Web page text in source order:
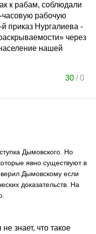
к рабам, соблюдали
часовую рабочую
приказ Нургалиева -
через
нашей
30 /0
Дымовского. Но
явно существуют в
Дымовскому если
доказательств. На
знает, что такое